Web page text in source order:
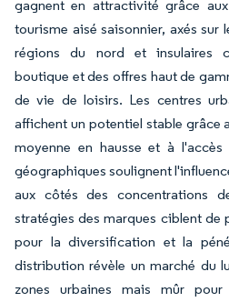
gagnent en attractivité grâce
tourisme aisé saisonnier, axés sur
régions du nord et insulaires
boutique et des offres haut de
de vie de loisirs. Les centres
affichent un potentiel stable grâce
moyenne en hausse et à l'accès
géographiques soulignent
aux côtés des concentrations
stratégies des marques ciblent de
pour la diversification et la
distribution révèle un marché du
zones urbaines mais mûr pour